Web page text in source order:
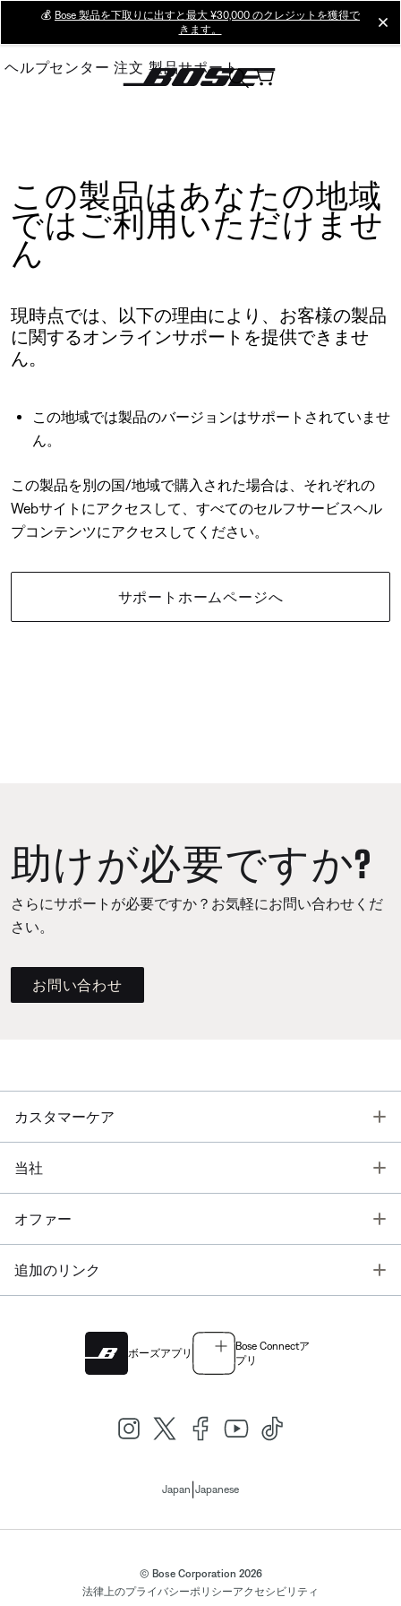
Main
💰 Bose 製品を下取りに出すと最大 ¥30,000 のクレジットを獲得で
きます。
ヘルプセンター 注文 製品サポート
この製品はあなたの地域
ではご利用いただけませ
ん
現時点では、以下の理由により、お客様の製品
に関するオンラインサポートを提供できませ
ん。
この地域では製品のバージョンはサポートされていませ
ん。
この製品を別の国/地域で購入された場合は、それぞれの
Webサイトにアクセスして、すべてのセルフサービスヘル
プコンテンツにアクセスしてください。
サポートホームページへ
助けが必要ですか?
さらにサポートが必要ですか？お気軽にお問い合わせくだ
さい。
お問い合わせ
カスタマーケア
当社
オファー
追加のリンク
ボーズアプリ
Bose Connectア
プリ
Japan Japanese
© Bose Corporation 2026
法律上のプライバシーポリシーアクセシビリティ